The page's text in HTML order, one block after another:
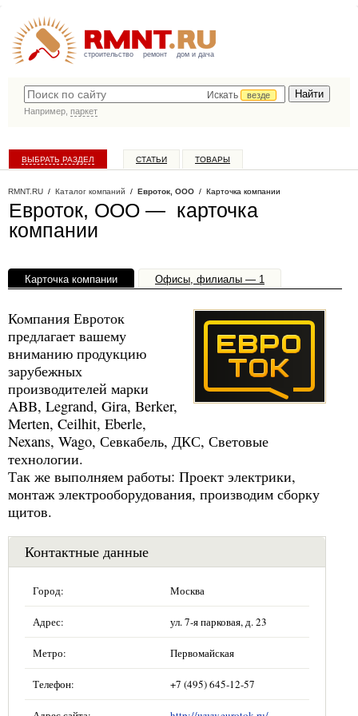
строительство ремонт дом и дача
Искать
везде
Например, паркет
ВЫБРАТЬ РАЗДЕЛ СТАТЬИ ТОВАРЫ
RMNT.RU / Каталог компаний / Евроток, ООО / Карточка компании
Евроток, ООО — карточка
компании
Карточка компании Офисы, филиалы — 1
Компания Евроток
предлагает вашему
вниманию продукцию
зарубежных
производителей марки
ABB, Legrand, Gira, Berker,
Merten, Ceilhit, Eberle,
Nexans, Wago, Севкабель, ДКС, Световые
технологии.
Так же выполняем работы: Проект электрики,
монтаж электрооборудования, производим сборку
щитов.
Контактные данные
Город: Москва
Адрес: ул. 7-я парковая, д. 23
Метро: Первомайская
Телефон: +7 (495) 645-12-57